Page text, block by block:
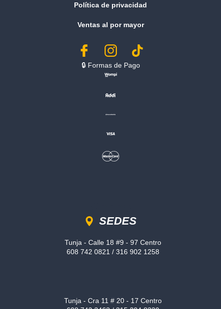
Política de privacidad
Ventas al por mayor
🔒︎ Formas de Pago
SEDES
Tunja - Calle 18 #9 - 97 Centro
608 742 0821 / 316 902 1258
Tunja - Cra 11 # 20 - 17 Centro